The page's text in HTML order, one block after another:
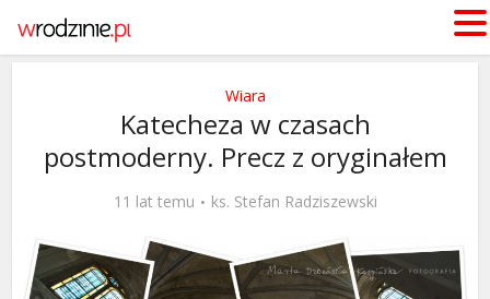
Wiara
Katecheza w czasach
postmoderny. Precz z oryginałem
11 lat temu ks. Stefan Radziszewski